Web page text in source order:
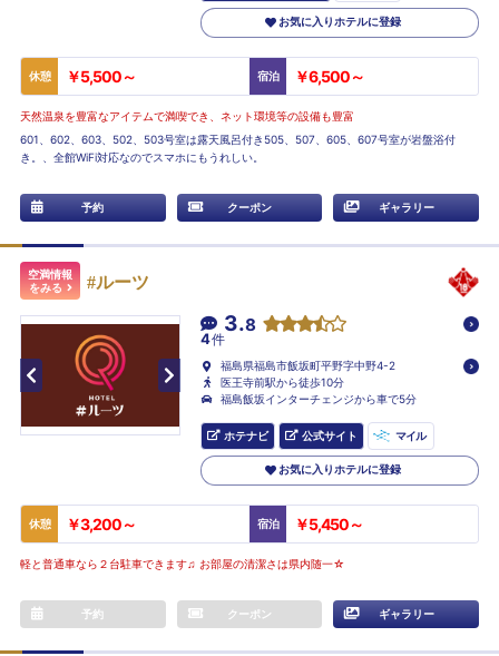
お気に入りホテルに登録
休憩 ￥5,500～ 宿泊 ￥6,500～
天然温泉を豊富なアイテムで満喫でき、ネット環境等の設備も豊富
601、602、603、502、503号室は露天風呂付き505、507、605、607号室が岩盤浴付
き。、全館WiFi対応なのでスマホにもうれしい。
予約 クーポン ギャラリー
空満情報
をみる
#ルーツ
3.8
4件
福島県福島市飯坂町平野字中野4-2
医王寺前駅から徒歩10分
福島飯坂インターチェンジから車で5分
ホテナビ 公式サイト マイル
お気に入りホテルに登録
休憩 ￥3,200～ 宿泊 ￥5,450～
軽と普通車なら２台駐車できます♫ お部屋の清潔さは県内随一☆
予約 クーポン ギャラリー